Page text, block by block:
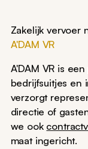
Zakelijk vervoer
A'DAM VR
A'DAM VR is
bedrijfsuitjes en
verzorgt
directie of
we ook
maat ingericht.